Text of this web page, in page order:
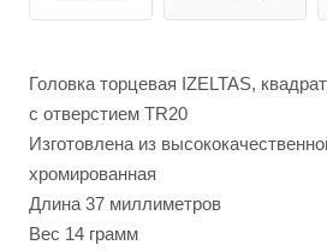
Головка торцевая IZELTAS,
с отверстием TR20
Изготовлена из
хромированная
Длина 37 миллиметров
Вес 14 грамм